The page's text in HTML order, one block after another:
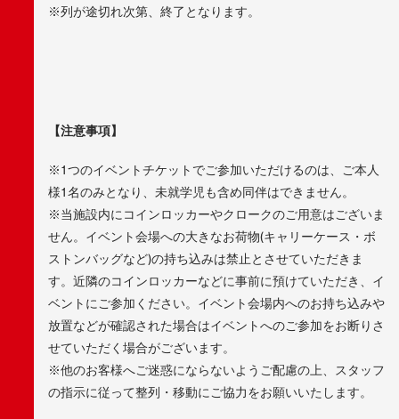
※列が途切れ次第、終了となります。
【注意事項】
※1つのイベントチケットでご参加いただけるのは、ご本人
様1名のみとなり、未就学児も含め同伴はできません。
※当施設内にコインロッカーやクロークのご用意はございま
せん。イベント会場への大きなお荷物(キャリーケース・ボ
ストンバッグなど)の持ち込みは禁止とさせていただきま
す。近隣のコインロッカーなどに事前に預けていただき、イ
ベントにご参加ください。イベント会場内へのお持ち込みや
放置などが確認された場合はイベントへのご参加をお断りさ
せていただく場合がございます。
※他のお客様へご迷惑にならないようご配慮の上、スタッフ
の指示に従って整列・移動にご協力をお願いいたします。